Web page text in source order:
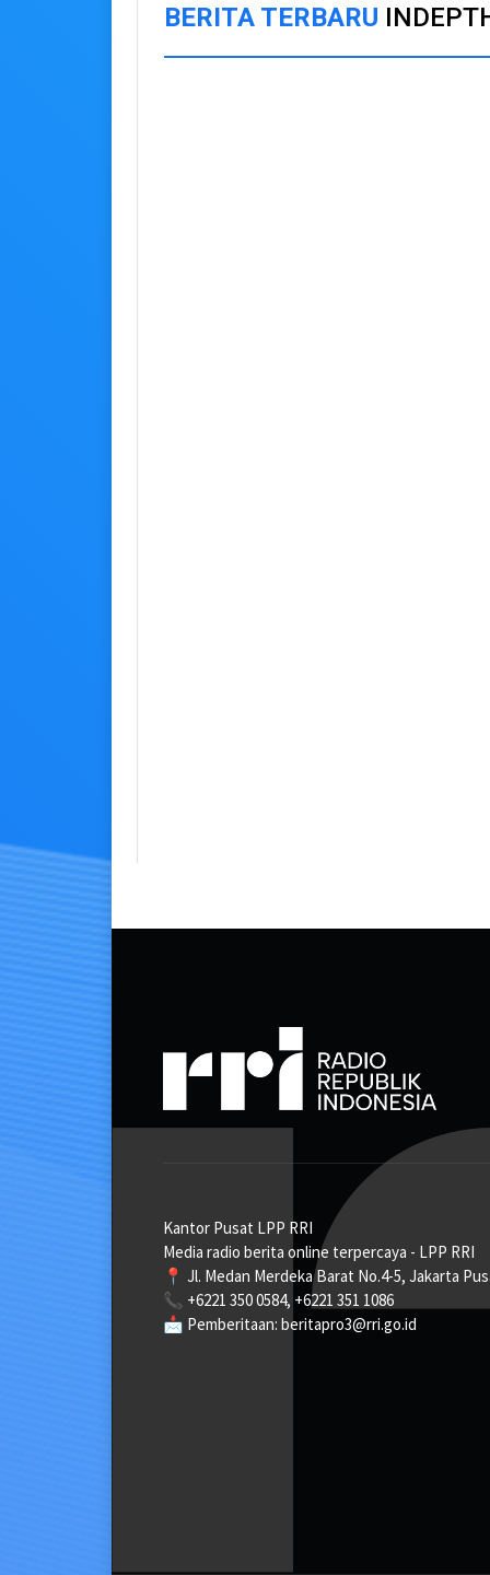
BERITA TERBARU
Kantor Pusat LPP RRI
Media radio berita online terpercaya - LPP RRI
📍 Jl. Medan Merdeka Barat No.4-5, Jakarta
📞 +6221 350 0584, +6221 351 1086
📩 Pemberitaan: beritapro3@rri.go.id